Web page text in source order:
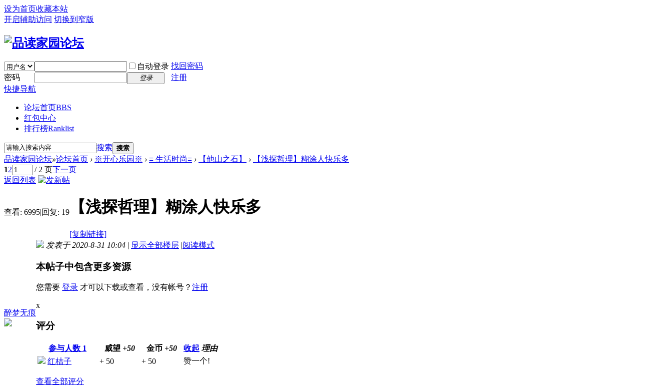
设为首页收藏本站
开启辅助访问 切换到窄版
自动登录 找回密码
密码
登录
注册
快捷导航
论坛首页BBS
红包中心
排行榜Ranklist
搜索 搜索
品读家园论坛»论坛首页 › ※开心乐园※ › ≡ 生活时尚≡ › 【他山之石】 ›
【浅探哲理】糊涂人快乐多
12 / 2 页下一页
返回列表
查看: 6995|回复: 19 【浅探哲理】糊涂人快乐多
[复制链接]
醉梦无痕
发表于 2020-8-31 10:04 | 显示全部楼层 |阅读模式
本帖子中包含更多资源
您需要 登录 才可以下载或查看，没有帐号？ 注册
x
评分
参与人数 1 威望 +50 金币 +50 收起 理由
红桔子
+ 50 + 50 赞一个!
查看全部评分